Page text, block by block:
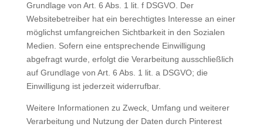
Grundlage von Art. 6 Abs. 1 lit. f DSGVO. Der
Websitebetreiber hat ein berechtigtes Interesse an einer
möglichst umfangreichen Sichtbarkeit in den Sozialen
Medien. Sofern eine entsprechende Einwilligung
abgefragt wurde, erfolgt die Verarbeitung ausschließlich
auf Grundlage von Art. 6 Abs. 1 lit. a DSGVO; die
Einwilligung ist jederzeit widerrufbar.
Weitere Informationen zu Zweck, Umfang und weiterer
Verarbeitung und Nutzung der Daten durch Pinterest